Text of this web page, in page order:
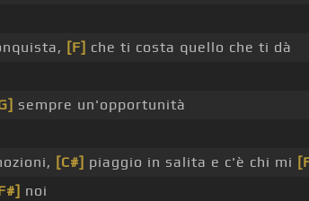
[F] che ti costa quello che ti dà
sempre un'opportunità
[C#] piaggio in salita e c'è chi mi
noi